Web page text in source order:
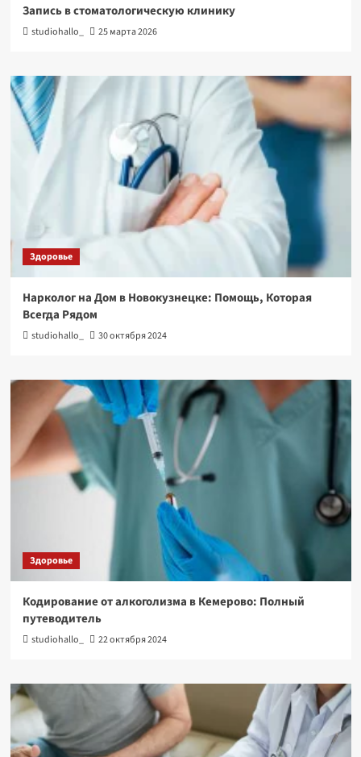
Запись в стоматологическую клинику
studiohallo_ 25 марта 2026
Здоровье
Нарколог на Дом в Новокузнецке: Помощь, Которая
Всегда Рядом
studiohallo_ 30 октября 2024
Здоровье
Кодирование от алкоголизма в Кемерово: Полный
путеводитель
studiohallo_ 22 октября 2024